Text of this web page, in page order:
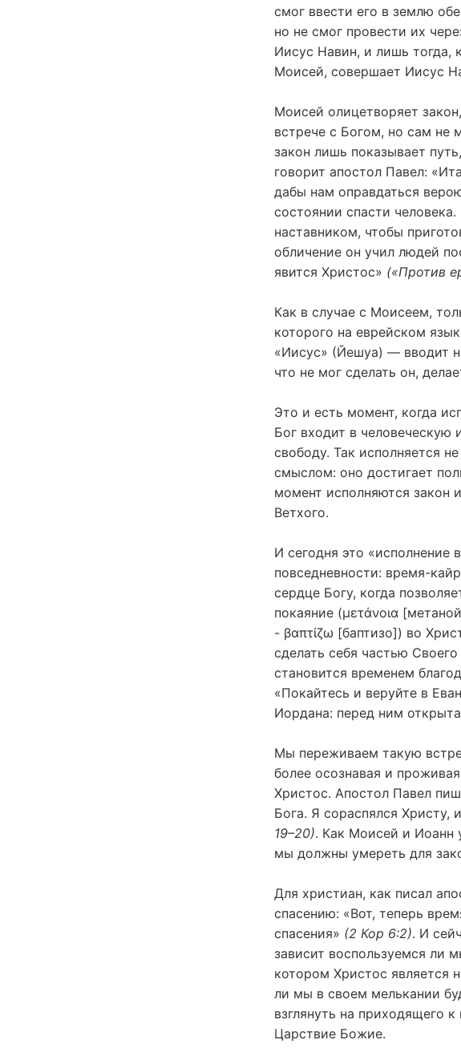
смог ввести его в землю
но не смог провести их
Иисус Навин, и лишь тогда,
Моисей, совершает Иисус
Моисей олицетворяет
встрече с Богом, но сам не
закон лишь показывает
говорит апостол Павел:
дабы нам оправдаться
состоянии спасти
наставником, чтобы
обличение он учил людей
явится Христос» («Против
Как в случае с Моисеем,
которого на еврейском
«Иисус» (Йешуа) — вводит
что не мог сделать он,
Это и есть момент, когда
Бог входит в человеческую
свободу. Так исполняется
смыслом: оно достигает
момент исполняются закон
Ветхого.
И сегодня это «исполнение
повседневности: время-
сердце Богу, когда
покаяние (μετάνοια
- βαπτίζω [баптизо]) во
сделать себя частью
становится временем
«Покайтесь и веруйте в
Иордана: перед ним
Мы переживаем такую
более осознавая и
Христос. Апостол Павел
Бога. Я сораспялся
19–20). Как Моисей и Иоанн
мы должны умереть для
Для христиан, как писал
спасению: «Вот, теперь
спасения» (2 Кор 6:2). И
зависит воспользуемся ли
котором Христос является
ли мы в своем мелькании
взглянуть на приходящего
Царствие Божие.